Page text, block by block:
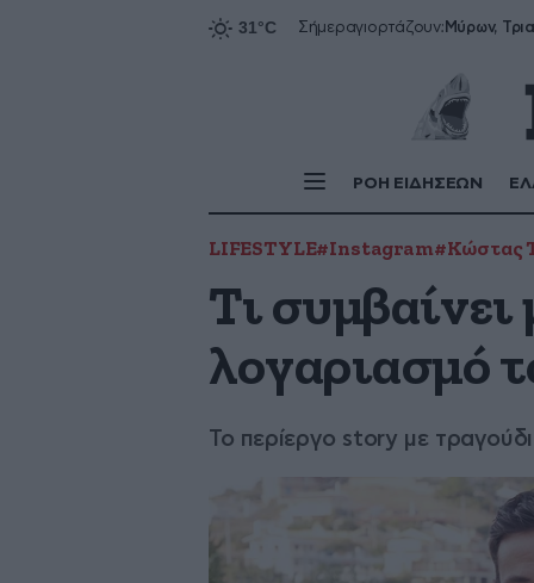
Σήμεραγιορτάζουν:
ΡΟΗ ΕΙΔΗΣΕΩΝ
LIFESTYLE#Instagram#Κώστας
Τι
λογαριασμό
Το περίεργο story με